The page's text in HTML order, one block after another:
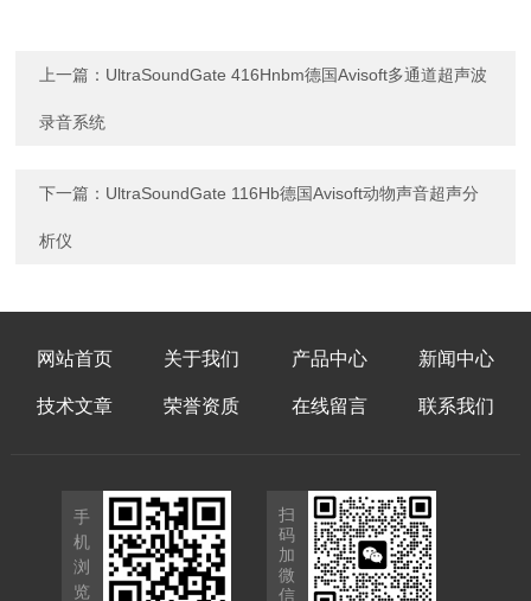
上一篇： UltraSoundGate 416Hnbm德国Avisoft多通道超声波
录音系统
下一篇： UltraSoundGate 116Hb德国Avisoft动物声音超声分
析仪
网站首页 关于我们 产品中心 新闻中心
技术文章 荣誉资质 在线留言 联系我们
手
机
浏
览
扫
码
加
微
信